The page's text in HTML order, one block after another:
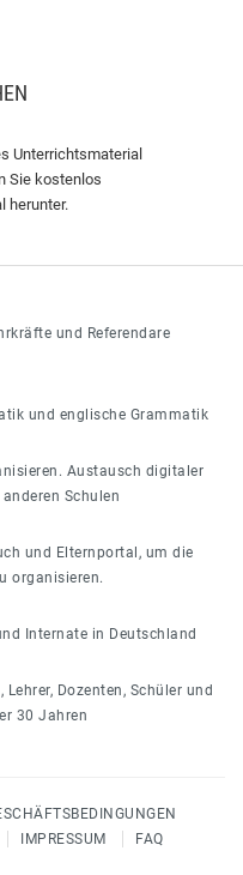
Unterrichtsmaterial
Sie kostenlos
herunter.
und Referendare
und englische Grammatik
Austausch digitaler
Schulen
und Elternportal, um die
organisieren.
Internate in Deutschland
Dozenten, Schüler und
30 Jahren
IMPRESSUM FAQ